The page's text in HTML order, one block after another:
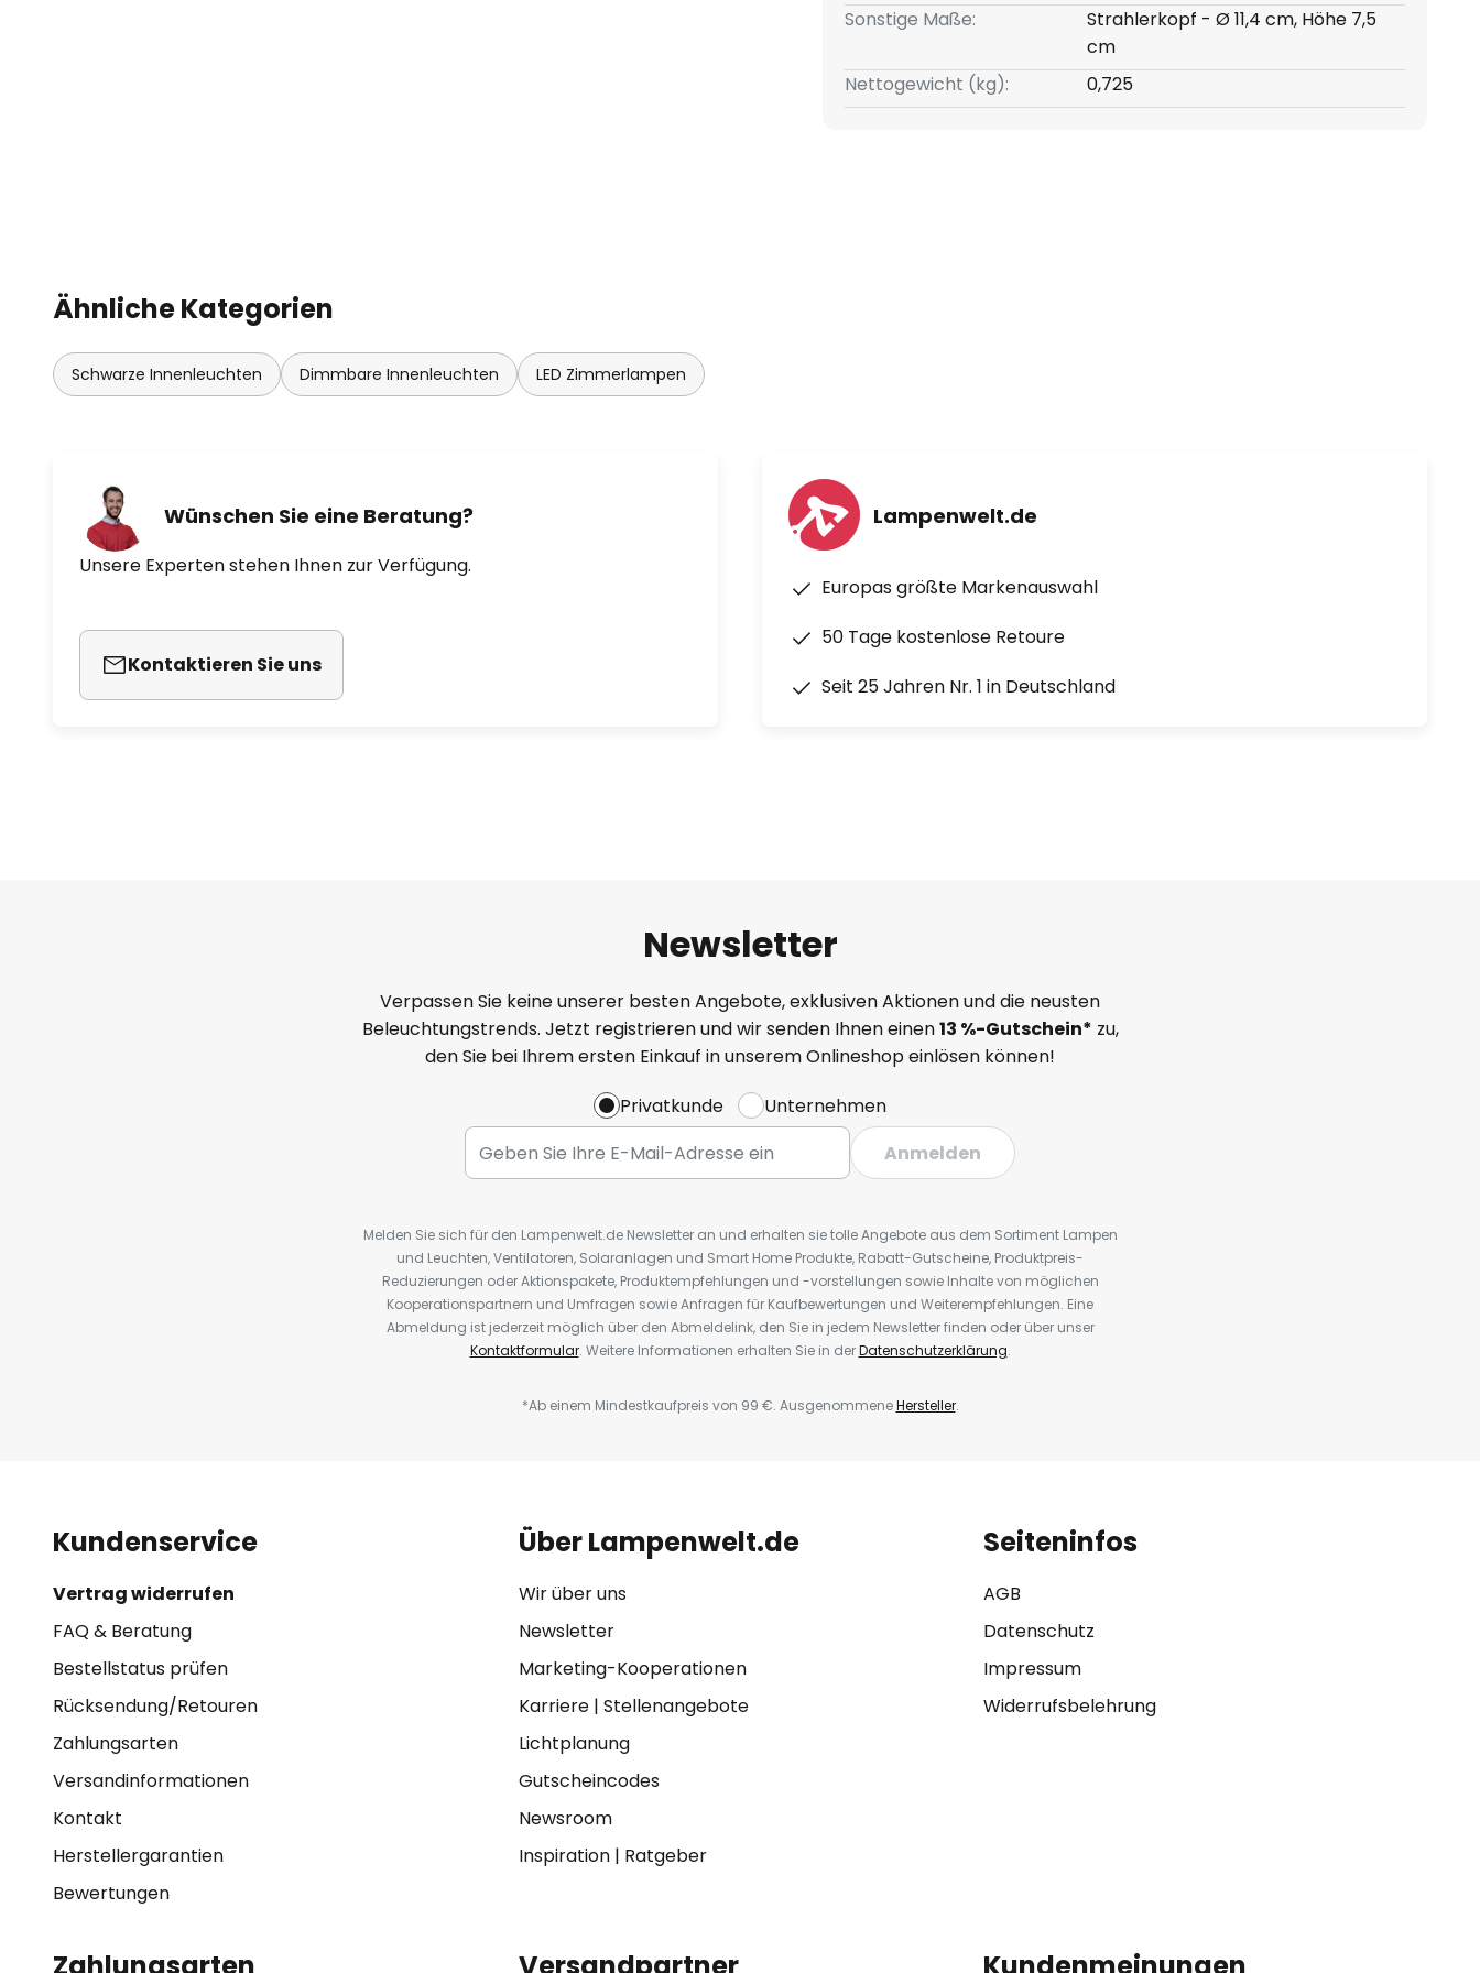
Sonstige Maße:
Strahlerkopf - Ø 11,4 cm, Höhe 7,5
cm
Nettogewicht (kg):
0,725
Ähnliche Kategorien
Schwarze Innenleuchten Dimmbare Innenleuchten LED Zimmerlampen
Wünschen Sie eine Beratung?
Unsere Experten stehen Ihnen zur Verfügung.
Kontaktieren Sie uns
Lampenwelt.de
Europas größte Markenauswahl
50 Tage kostenlose Retoure
Seit 25 Jahren Nr. 1 in Deutschland
Newsletter
Verpassen Sie keine unserer besten Angebote, exklusiven Aktionen und die neusten
Beleuchtungstrends. Jetzt registrieren und wir senden Ihnen einen13 %-Gutschein* zu,
den Sie bei Ihrem ersten Einkauf in unserem Onlineshop einlösen können!
Privatkunde
Unternehmen
Anmelden
Melden Sie sich für den Lampenwelt.de Newsletter an und erhalten sie tolle Angebote aus dem Sortiment Lampen
und Leuchten, Ventilatoren, Solaranlagen und Smart Home Produkte, Rabatt-Gutscheine, Produktpreis-
Reduzierungen oder Aktionspakete, Produktempfehlungen und -vorstellungen sowie Inhalte von möglichen
Kooperationspartnern und Umfragen sowie Anfragen für Kaufbewertungen und Weiterempfehlungen. Eine
Abmeldung ist jederzeit möglich über den Abmeldelink, den Sie in jedem Newsletter finden oder über unser
Kontaktformular. Weitere Informationen erhalten Sie in derDatenschutzerklärung.
*Ab einem Mindestkaufpreis von 99 €. AusgenommeneHersteller.
Kundenservice
Vertrag widerrufen
FAQ & Beratung
Bestellstatus prüfen
Rücksendung/Retouren
Zahlungsarten
Versandinformationen
Kontakt
Herstellergarantien
Bewertungen
Über Lampenwelt.de
Wir über uns
Newsletter
Marketing-Kooperationen
Karriere| Stellenangebote
Lichtplanung
Gutscheincodes
Newsroom
Inspiration| Ratgeber
Seiteninfos
AGB
Datenschutz
Impressum
Widerrufsbelehrung